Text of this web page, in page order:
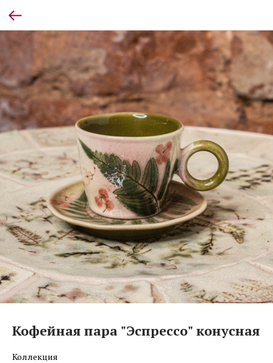
Кофейная пара "Эспрессо" конусная
Коллекция